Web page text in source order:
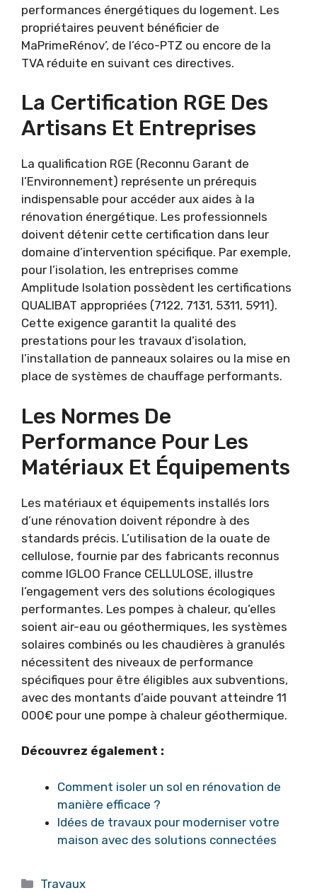
performances énergétiques du logement. Les
propriétaires peuvent bénéficier de
MaPrimeRénov’, de l’éco-PTZ ou encore de la
TVA réduite en suivant ces directives.
La Certification RGE Des
Artisans Et Entreprises
La qualification RGE (Reconnu Garant de
l’Environnement) représente un prérequis
indispensable pour accéder aux aides à la
rénovation énergétique. Les professionnels
doivent détenir cette certification dans leur
domaine d’intervention spécifique. Par exemple,
pour l’isolation, les entreprises comme
Amplitude Isolation possèdent les certifications
QUALIBAT appropriées (7122, 7131, 5311, 5911).
Cette exigence garantit la qualité des
prestations pour les travaux d’isolation,
l’installation de panneaux solaires ou la mise en
place de systèmes de chauffage performants.
Les Normes De
Performance Pour Les
Matériaux Et Équipements
Les matériaux et équipements installés lors
d’une rénovation doivent répondre à des
standards précis. L’utilisation de la ouate de
cellulose, fournie par des fabricants reconnus
comme IGLOO France CELLULOSE, illustre
l’engagement vers des solutions écologiques
performantes. Les pompes à chaleur, qu’elles
soient air-eau ou géothermiques, les systèmes
solaires combinés ou les chaudières à granulés
nécessitent des niveaux de performance
spécifiques pour être éligibles aux subventions,
avec des montants d’aide pouvant atteindre 11
000€ pour une pompe à chaleur géothermique.
Découvrez également :
Comment isoler un sol en rénovation de
manière efficace ?
Idées de travaux pour moderniser votre
maison avec des solutions connectées
Catégories
Travaux